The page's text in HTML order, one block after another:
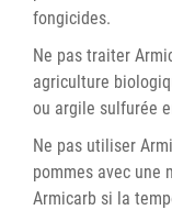
fongicides.
Ne pas traiter
agriculture
ou argile sulfurée
Ne pas utiliser
pommes avec une
Armicarb si la